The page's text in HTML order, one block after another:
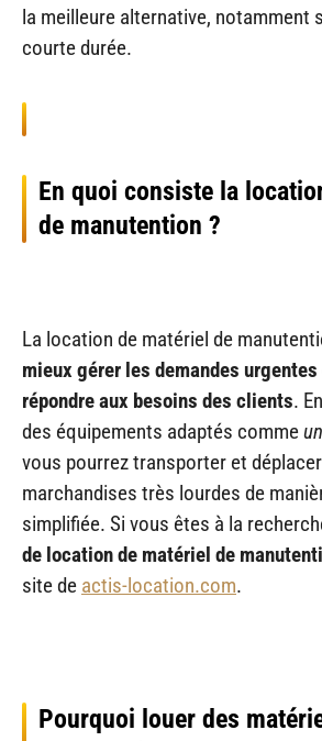
la meilleure alternative, notamment
courte durée.
En quoi consiste la
de manutention ?
La location de matériel de
mieux gérer les demandes
répondre aux besoins des clients.
des équipements adaptés comme
vous pourrez transporter et
marchandises très lourdes de
simplifiée. Si vous êtes à la
de location de matériel de
site de actis-location.com.
Pourquoi louer des